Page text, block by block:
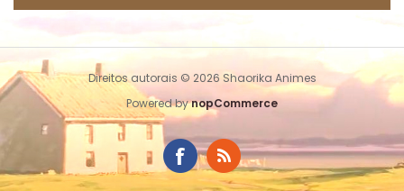
Direitos autorais © 2026 Shaorika Animes
Powered bynopCommerce